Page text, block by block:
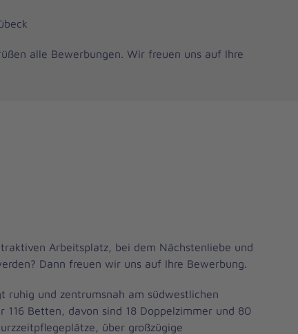
alle Bewerbungen. Wir freuen uns auf Ihre
Arbeitsplatz, bei dem Nächstenliebe und
Dann freuen wir uns auf Ihre Bewerbung.
ruhig und zentrumsnah am südwestlichen
116 Betten, davon sind 18 Doppelzimmer und 80
über großzügige